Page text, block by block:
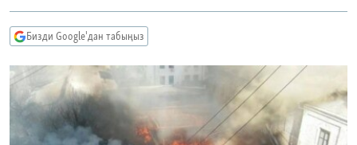
ЭКСПЕРТТЕР ТАЛДАЙТ
БИЗ ЖАНА ДҮЙНӨ
ДАНИСТЕ
ЭЖЕ-СИҢДИЛЕР
ӨЗГӨЧӨ ПИКИР
Русский
ОНЛАЙН ШЕРИНЕ
Бизди Google'дан табыңыз